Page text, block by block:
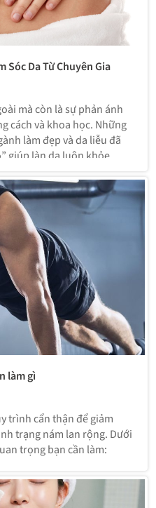
Sóc Da Từ Chuyên Gia
mà còn là sự phản ánh
cách và khoa học. Những
làm đẹp và da liễu đã
giúp làn da luôn khỏe
làm gì
trình cẩn thận để giảm
trạng nám lan rộng. Dưới
trọng bạn cần làm: